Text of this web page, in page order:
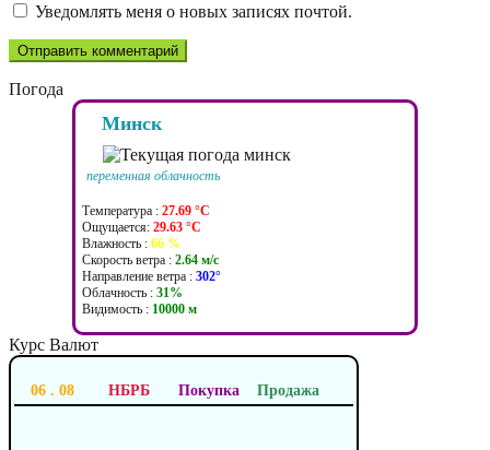
Уведомлять меня о новых записях почтой.
Погода
Минск
переменная облачность
Температура : 27.69 °C
Ощущается: 29.63 °C
Влажность : 66 %
Скорость ветра : 2.64 м/c
Направление ветра : 302°
Облачность : 31%
Видимость : 10000 м
Курс Валют
06 . 08 НБРБ Покупка Продажа